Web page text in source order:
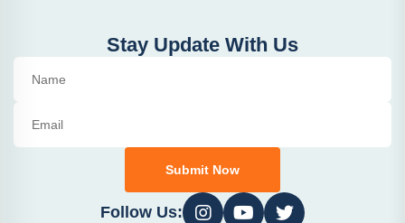
Stay Update With Us
Submit Now
Follow Us: